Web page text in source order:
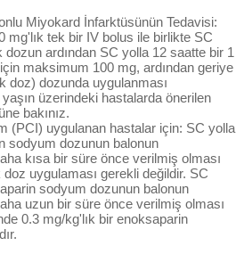
Miyokard İnfarktüsünün Tedavisi:
mg'lık tek bir IV bolus ile birlikte SC
ardından SC yolla 12 saatte bir 1
maksimum 100 mg, ardından geriye
doz) dozunda uygulanması
üzerindeki hastalarda önerilen
bakınız.
(PCI) uygulanan hastalar için: SC yolla
sodyum dozunun balonun
kısa bir süre önce verilmiş olması
uygulaması gerekli değildir. SC
sodyum dozunun balonun
uzun bir süre önce verilmiş olması
0.3 mg/kg'lık bir enoksaparin